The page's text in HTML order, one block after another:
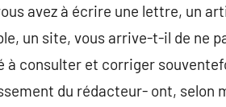
avez à écrire une lettre, un
un site, vous arrive-t-il de ne
consulter et corriger
du rédacteur- ont, selon